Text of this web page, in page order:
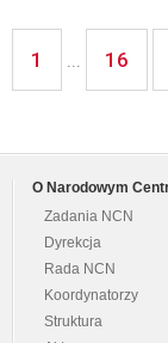
1 ... 16
O Narodowym
Zadania NCN
Dyrekcja
Rada NCN
Koordynatorzy
Struktura